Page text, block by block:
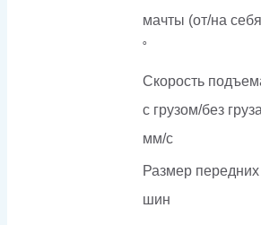
мачты (от/на
˚
Скорость
с грузом/без
мм/с
Размер передних
шин